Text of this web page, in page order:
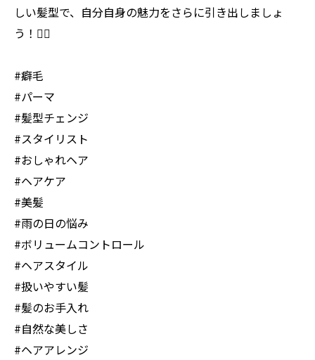
しい髪型で、自分自身の魅力をさらに引き出しましょ
う！💇‍♀️
#癖毛
#パーマ
#髪型チェンジ
#スタイリスト
#おしゃれヘア
#ヘアケア
#美髪
#雨の日の悩み
#ボリュームコントロール
#ヘアスタイル
#扱いやすい髪
#髪のお手入れ
#自然な美しさ
#ヘアアレンジ